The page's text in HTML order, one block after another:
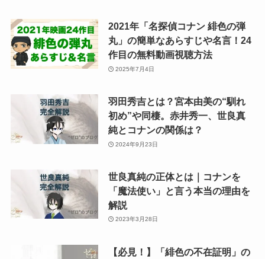
2021年「名探偵コナン 緋色の弾
丸」の簡単なあらすじや名言！24
作目の無料動画視聴方法
2025年7月4日
羽田秀吉とは？宮本由美の“馴れ
初め”や同棲。赤井秀一、世良真
純とコナンの関係は？
2024年9月23日
世良真純の正体とは｜コナンを
「魔法使い」と言う本当の理由を
解説
2023年3月28日
【必見！】「緋色の不在証明」の